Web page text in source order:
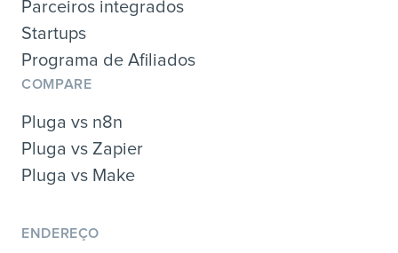
Parceiros integrados
Startups
Programa de Afiliados
COMPARE
Pluga vs n8n
Pluga vs Zapier
Pluga vs Make
ENDEREÇO